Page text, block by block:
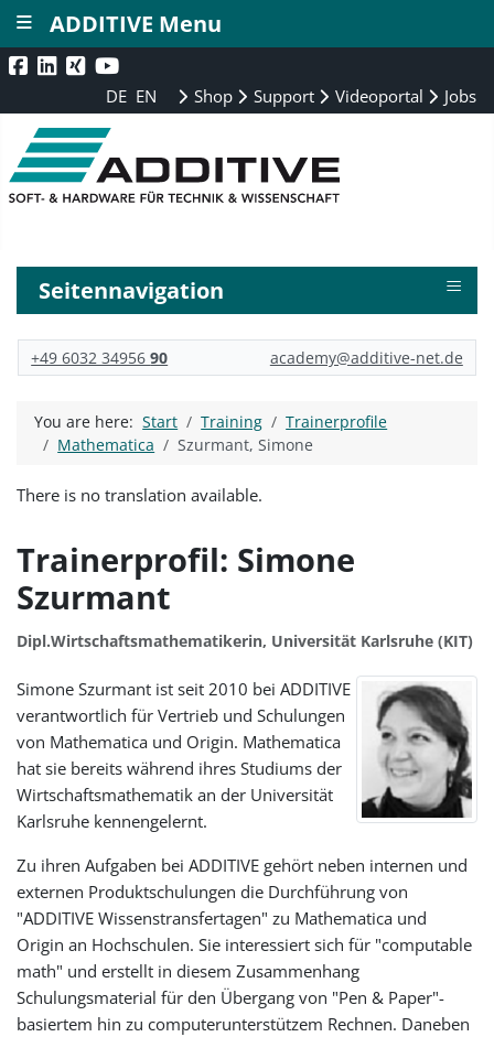
DE EN Shop Support Videoportal Jobs
Seitennavigation ≡
+49 6032 3495690 academy@additive-net.de
You are here:Start Training
Trainerprofile
Mathematica
Szurmant, Simone
There is no translation available.
Trainerprofil: Simone
Szurmant
Dipl.Wirtschaftsmathematikerin, Universität Karlsruhe (KIT)
Simone Szurmant ist seit 2010 bei ADDITIVE
verantwortlich für Vertrieb und Schulungen
von Mathematica und Origin. Mathematica
hat sie bereits während ihres Studiums der
Wirtschaftsmathematik an der Universität
Karlsruhe kennengelernt.
Zu ihren Aufgaben bei ADDITIVE gehört neben internen und
externen Produktschulungen die Durchführung von
"ADDITIVE Wissenstransfertagen" zu Mathematica und
Origin an Hochschulen. Sie interessiert sich für "computable
math" und erstellt in diesem Zusammenhang
Schulungsmaterial für den Übergang von "Pen & Paper"-
basiertem hin zu computerunterstützem Rechnen. Daneben
ADDITIVE Menu
≡